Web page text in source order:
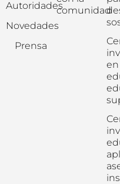
Autoridades
Novedades
Prensa
comunidad